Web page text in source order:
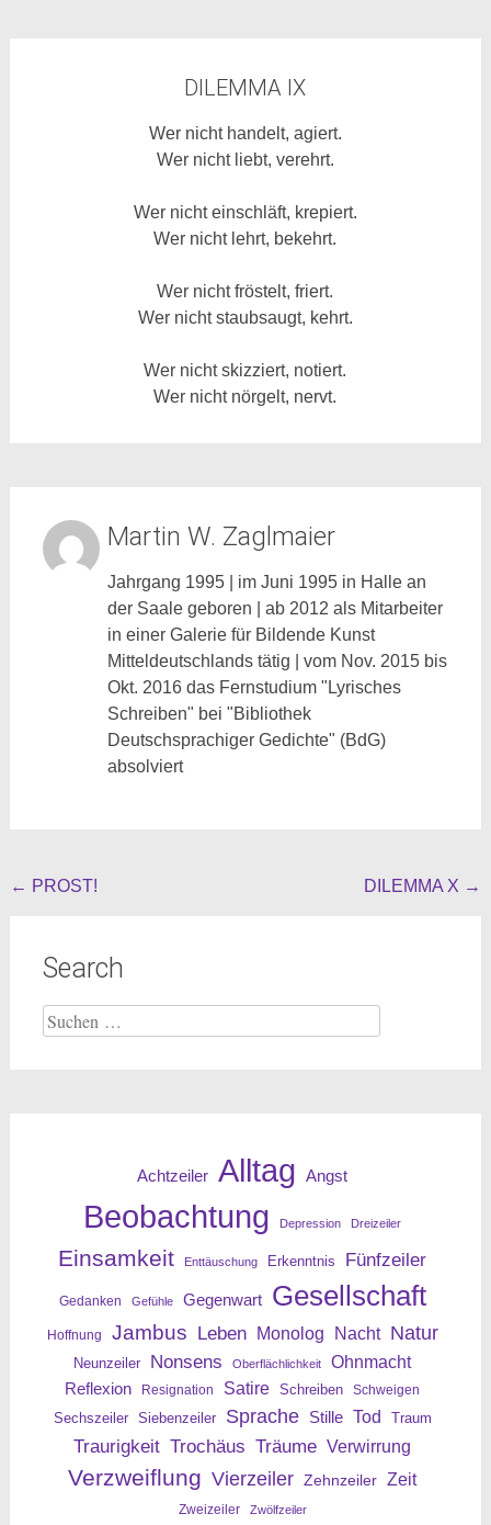
DILEMMA IX
Wer nicht handelt, agiert.
Wer nicht liebt, verehrt.
Wer nicht einschläft, krepiert.
Wer nicht lehrt, bekehrt.
Wer nicht fröstelt, friert.
Wer nicht staubsaugt, kehrt.
Wer nicht skizziert, notiert.
Wer nicht nörgelt, nervt.
Martin W. Zaglmaier
Jahrgang 1995 | im Juni 1995 in Halle an
der Saale geboren | ab 2012 als Mitarbeiter
in einer Galerie für Bildende Kunst
Mitteldeutschlands tätig | vom Nov. 2015 bis
Okt. 2016 das Fernstudium "Lyrisches
Schreiben" bei "Bibliothek
Deutschsprachiger Gedichte" (BdG)
absolviert
Beitragsnavigation
← PROST! DILEMMA X →
Search
Suche
nach:
Achtzeiler Alltag Angst
Beobachtung Depression Dreizeiler
Einsamkeit Enttäuschung Erkenntnis Fünfzeiler
Gedanken Gefühle Gegenwart Gesellschaft
Hoffnung Jambus Leben Monolog Nacht Natur
Neunzeiler Nonsens Oberflächlichkeit
Ohnmacht
Reflexion
Resignation Satire Schreiben Schweigen
Sechszeiler Siebenzeiler Sprache Stille Tod Traum
Traurigkeit Trochäus Träume Verwirrung
Verzweiflung Vierzeiler Zehnzeiler Zeit
Zweizeiler Zwölfzeiler